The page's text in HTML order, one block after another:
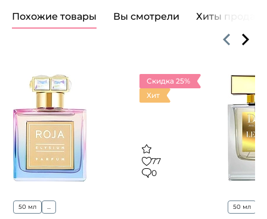
Похожие товары Вы смотрели Хиты продаж
Скидка 25%
Хит
77
0
50 мл 50 мл